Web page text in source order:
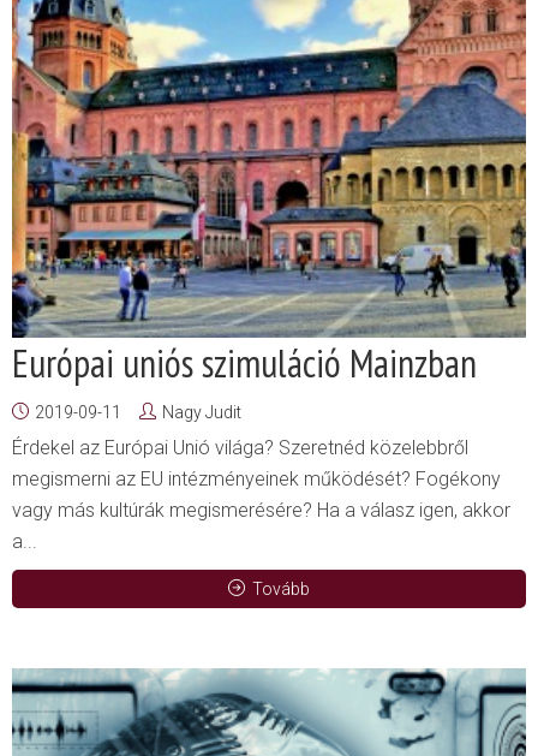
Európai uniós szimuláció Mainzban
2019-09-11 Nagy Judit
Érdekel az Európai Unió világa? Szeretnéd közelebbről
megismerni az EU intézményeinek működését? Fogékony
vagy más kultúrák megismerésére? Ha a válasz igen, akkor
a...
Tovább